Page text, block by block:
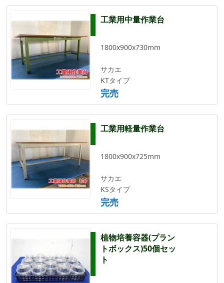
工業用中量作業台
1800x900x730mm
サカエ
KTタイプ
完売
工業用軽量作業台
1800x900x725mm
サカエ
KSタイプ
完売
植物培養容器(プラン
トボックス)50個セッ
ト